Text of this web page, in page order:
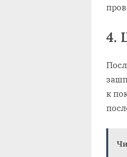
4.
к